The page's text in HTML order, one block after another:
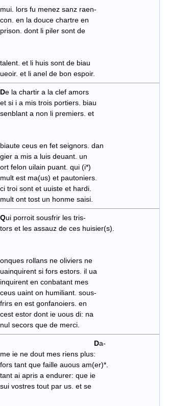
mui. lors fu menez sanz raen-
con. en la douce chartre en
prison. dont li piler sont de
talent. et li huis sont de biau
ueoir. et li anel de bon espoir.
De la chartir a la clef amors
et si i a mis trois portiers. biau
senblant a non li premiers. et
biaute ceus en fet seignors. dan
gier a mis a luis deuant. un
ort felon uilain puant. qui (i*)
mult est ma(us) et pautoniers.
ci troi sont et uuiste et hardi.
mult ont tost un honme saisi.
Qui porroit sousfrir les tris-
tors et les assauz de ces huisier(s).
onques rollans ne oliviers ne
uainquirent si fors estors. il ua
inquirent en conbatant mes
ceus uaint on humiliant. sous-
frirs en est gonfanoiers. en
cest estor dont ie uous di: na
nul secors que de merci.
Da-
me ie ne dout mes riens plus:
fors tant que faille auous am(er)*.
tant ai apris a endurer: que ie
sui vostres tout par us. et se